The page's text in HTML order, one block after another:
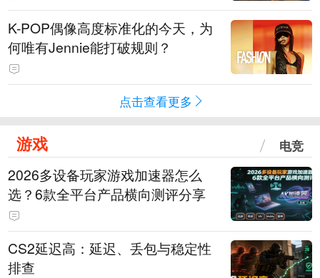
K-POP偶像高度标准化的今天，为
何唯有Jennie能打破规则？
点击查看更多
游戏 电竞
2026多设备玩家游戏加速器怎么
选？6款全平台产品横向测评分享
CS2延迟高：延迟、丢包与稳定性
排查